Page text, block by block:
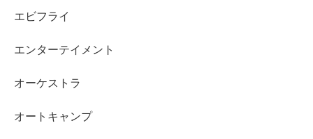
エビフライ
エンターテイメント
オーケストラ
オートキャンプ